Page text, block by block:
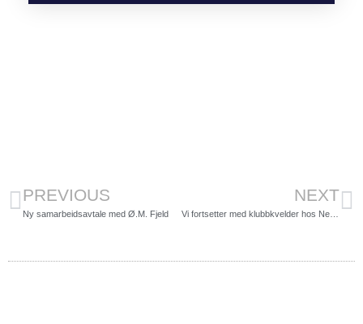
PREVIOUS
Ny samarbeidsavtale med Ø.M. Fjeld
NEXT
Vi fortsetter med klubbkvelder hos Nemus Kongsvinger.